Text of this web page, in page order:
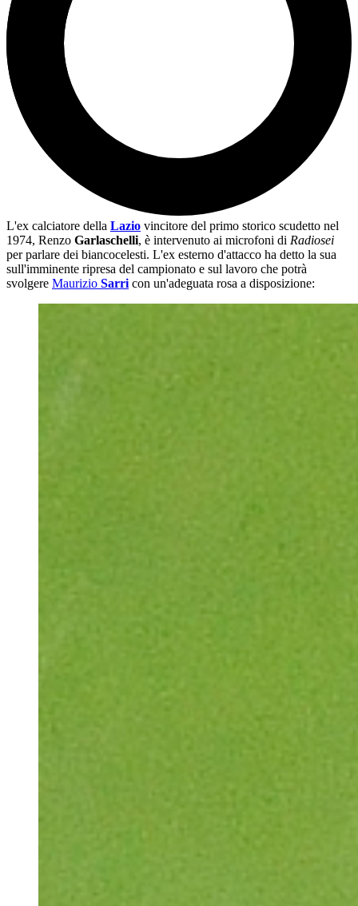
L'ex calciatore della Lazio vincitore del primo storico scudetto nel
1974, Renzo Garlaschelli, è intervenuto ai microfoni di Radiosei
per parlare dei biancocelesti. L'ex esterno d'attacco ha detto la sua
sull'imminente ripresa del campionato e sul lavoro che potrà
svolgere Maurizio Sarri con un'adeguata rosa a disposizione: